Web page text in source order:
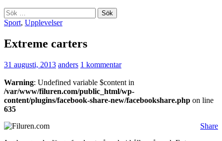
Sök
efter:
Sport, Upplevelser
Extreme carters
31 augusti, 2013 anders 1 kommentar
Warning: Undefined variable $content in
/var/www/filuren.com/public_html/wp-
content/plugins/facebook-share-new/facebookshare.php on line
635
Share